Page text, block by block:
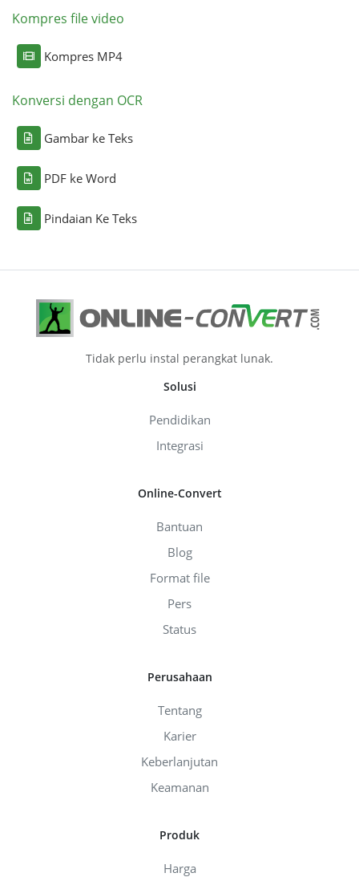
Kompres file video
Kompres MP4
Konversi dengan OCR
Gambar ke Teks
PDF ke Word
Pindaian Ke Teks
Tidak perlu instal perangkat lunak.
Solusi
Pendidikan
Integrasi
Online-Convert
Bantuan
Blog
Format file
Pers
Status
Perusahaan
Tentang
Karier
Keberlanjutan
Keamanan
Produk
Harga